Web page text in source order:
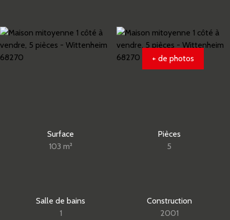
+ de photos
Surface
103m²
Pièces
5
Salle de bains
1
Construction
2001